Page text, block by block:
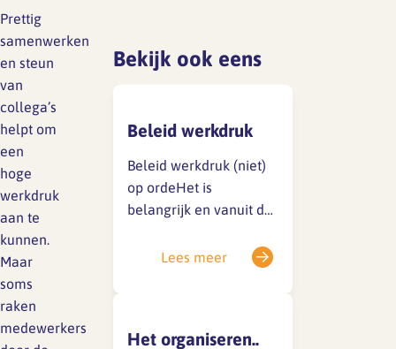
Branche analyse en
onderzoek
Rapport Arbeidszaken 2025
Rapport Arbeidszaken 2024
Rapport Arbeidszaken 2023
Sectoranalyse
Jaarrapportage
Ontwerpsector 2025
Media en magazine
Vertrouwenspersoon
Handreikingen
Kantooromgeving
Maatregelen
Prettig
samenwerken
en steun
van
collega’s
helpt om
een
hoge
werkdruk
aan te
kunnen.
Maar
soms
raken
medewerkers
Bekijk ook eens
Beleid werkdruk
Beleid werkdruk (niet)
op ordeHet is
belangrijk en vanuit de
als bedrijf je beleid
voorkomen, en waar
Lees meer
Het organiseren..